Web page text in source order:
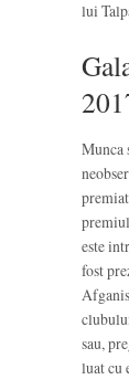
lui
Munca
este
fost
sau,
luat cu